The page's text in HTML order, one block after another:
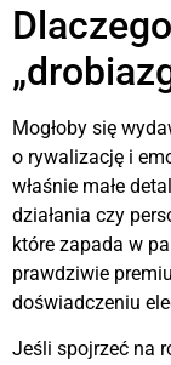
Mogłoby się
o rywalizację i
właśnie małe
działania czy
które zapada w
prawdziwie
doświadczeniu
Jeśli spojrzeć na